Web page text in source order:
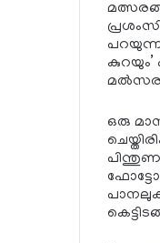
കുറയും’
ഒരു